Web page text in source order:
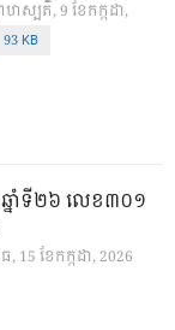
រហស្បតិ៍, 9 ខែ​កក្កដា,
93 KB
ឆ្នាំទី២៦ លេខ៣០១
ធ, 15 ខែ​កក្កដា, 2026